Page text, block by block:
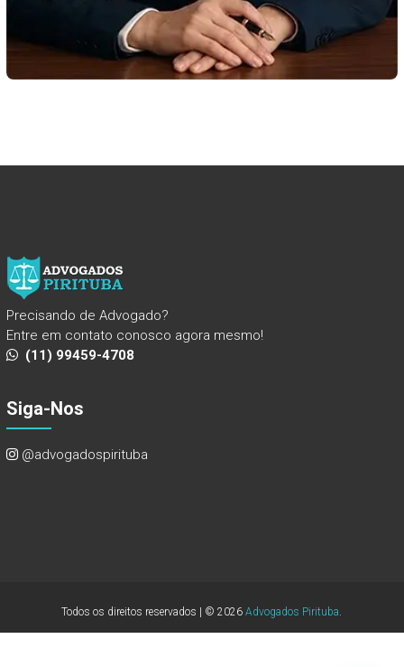
Precisando de Advogado?
Entre em contato conosco agora mesmo!
(11) 99459-4708
Siga-Nos
@advogadospirituba
Todos os direitos reservados | © 2026Advogados Pirituba.